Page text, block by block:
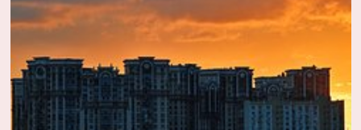
скупать
элитного
жилья
в
Москве